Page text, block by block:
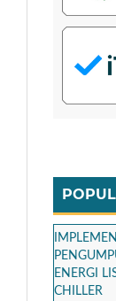
ENERGI
CHILLER